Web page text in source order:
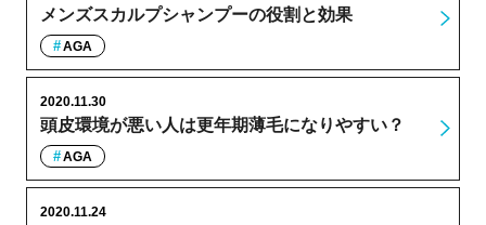
メンズスカルプシャンプーの役割と効果
AGA
頭皮環境が悪い人は更年期薄毛になりやすい？
2020.11.30
AGA
2020.11.24